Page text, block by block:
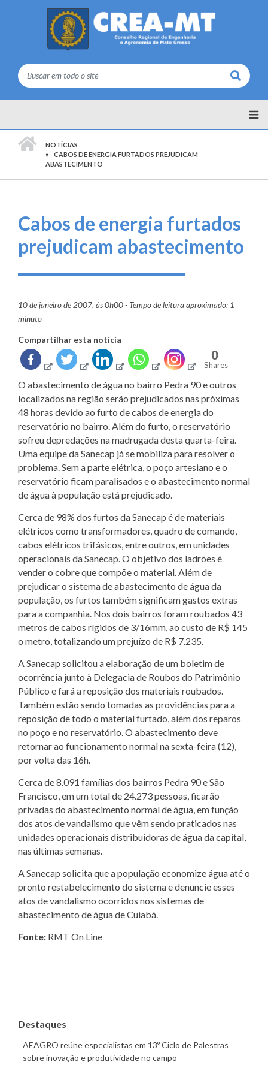
Buscar
NOTÍCIAS
CABOS DE ENERGIA FURTADOS PREJUDICAM
ABASTECIMENTO
Cabos de energia furtados
prejudicam abastecimento
10 de janeiro de 2007, às 0h00 - Tempo de leitura aproximado: 1
minuto
Compartilhar esta notícia
0
Shares
O abastecimento de água no bairro Pedra 90 e outros
localizados na região serão prejudicados nas próximas
48 horas devido ao furto de cabos de energia do
reservatório no bairro. Além do furto, o reservatório
sofreu depredações na madrugada desta quarta-feira.
Uma equipe da Sanecap já se mobiliza para resolver o
problema. Sem a parte elétrica, o poço artesiano e o
reservatório ficam paralisados e o abastecimento normal
de água à população está prejudicado.
Cerca de 98% dos furtos da Sanecap é de materiais
elétricos como transformadores, quadro de comando,
cabos elétricos trifásicos, entre outros, em unidades
operacionais da Sanecap. O objetivo dos ladrões é
vender o cobre que compõe o material. Além de
prejudicar o sistema de abastecimento de água da
população, os furtos também significam gastos extras
para a companhia. Nos dois bairros foram roubados 43
metros de cabos rígidos de 3/16mm, ao custo de R$ 145
o metro, totalizando um prejuízo de R$ 7.235.
A Sanecap solicitou a elaboração de um boletim de
ocorrência junto à Delegacia de Roubos do Patrimônio
Público e fará a reposição dos materiais roubados.
Também estão sendo tomadas as providências para a
reposição de todo o material furtado, além dos reparos
no poço e no reservatório. O abastecimento deve
retornar ao funcionamento normal na sexta-feira (12),
por volta das 16h.
Cerca de 8.091 famílias dos bairros Pedra 90 e São
Francisco, em um total de 24.273 pessoas, ficarão
privadas do abastecimento normal de água, em função
dos atos de vandalismo que vêm sendo praticados nas
unidades operacionais distribuidoras de água da capital,
nas últimas semanas.
A Sanecap solicita que a população economize água até o
pronto restabelecimento do sistema e denuncie esses
atos de vandalismo ocorridos nos sistemas de
abastecimento de água de Cuiabá.
Fonte: RMT On Line
Destaques
AEAGRO reúne especialistas em 13º Ciclo de Palestras
sobre inovação e produtividade no campo